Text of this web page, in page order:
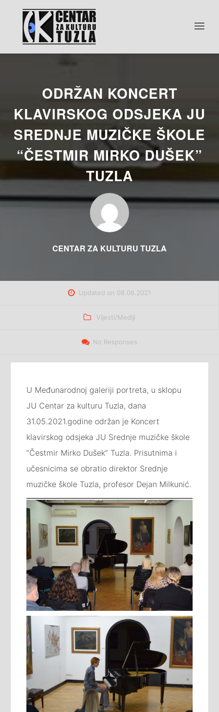
ODRŽAN KONCERT
KLAVIRSKOG ODSJEKA JU
SREDNJE MUZIČKE ŠKOLE
“ČESTMIR MIRKO DUŠEK”
TUZLA
CENTAR ZA KULTURU TUZLA
Updated on 08.06.2021
Categories
Vijesti/Mediji
No Responses
U Međunarodnoj galeriji portreta, u sklopu
JU Centar za kulturu Tuzla, dana
31.05.2021.godine održan je Koncert
klavirskog odsjeka JU Srednje muzičke škole
“Čestmir Mirko Dušek” Tuzla. Prisutnima i
učesnicima se obratio direktor Srednje
muzičke škole Tuzla, profesor Dejan Milkunić.